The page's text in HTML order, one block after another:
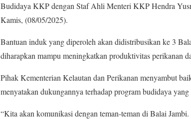
Budidaya KKP dengan Staf Ahli Menteri KKP Hendra
Kamis, (08/05/2025).
Bantuan induk yang diperoleh akan didistribusikan ke 3
diharapkan mampu meningkatkan produktivitas perikanan
Pihak Kementerian Kelautan dan Perikanan menyambut
menyatakan dukungannya terhadap program budidaya
“Kita akan komunikasi dengan teman-teman di Balai